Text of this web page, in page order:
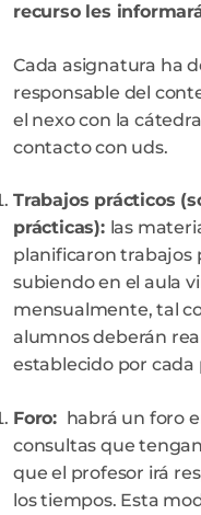
recurso les
Cada asignatura ha
responsable del
el nexo con la
contacto con uds.
Trabajos prácticos
prácticas): las
planificaron trabajos
subiendo en el aula
mensualmente, tal
alumnos deberán
establecido por cada
Foro: habrá un foro
consultas que
que el profesor irá
los tiempos. Esta